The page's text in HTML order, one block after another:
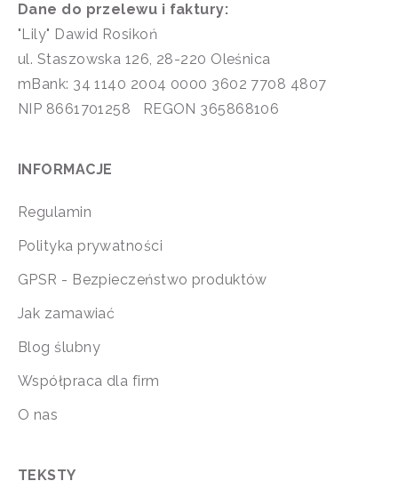
Dane do przelewu i faktury:
"Lily" Dawid Rosikoń
ul. Staszowska 126, 28-220 Oleśnica
mBank: 34 1140 2004 0000 3602 7708 4807
NIP 8661701258 REGON 365868106
INFORMACJE
Regulamin
Polityka prywatności
GPSR - Bezpieczeństwo produktów
Jak zamawiać
Blog ślubny
Współpraca dla firm
O nas
TEKSTY